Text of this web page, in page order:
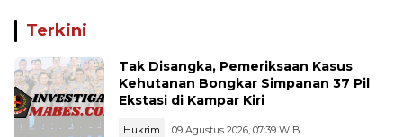
dunia pendidikan kita
Terkini
Tak Disangka, Pemeriksaan Kasus
Kehutanan Bongkar Simpanan 37 Pil
Ekstasi di Kampar Kiri
Hukrim 09 Agustus 2026, 07:39 WIB